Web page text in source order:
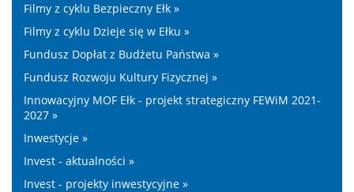
Filmy z cyklu Bezpieczny Ełk »
Filmy z cyklu Dzieje się w Ełku »
Fundusz Dopłat z Budżetu Państwa »
Fundusz Rozwoju Kultury Fizycznej »
Innowacyjny MOF Ełk - projekt strategiczny FEWiM 2021-
2027 »
Inwestycje »
Invest - aktualności »
Invest - projekty inwestycyjne »